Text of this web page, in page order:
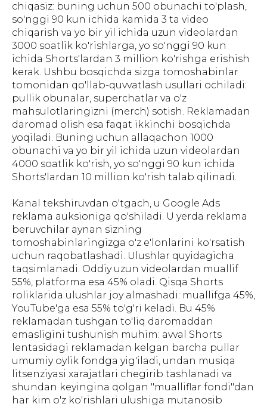
chiqasiz: buning uchun 500 obunachi to'plash,
so'nggi 90 kun ichida kamida 3 ta video
chiqarish va yo bir yil ichida uzun videolardan
3000 soatlik ko'rishlarga, yo so'nggi 90 kun
ichida Shorts'lardan 3 million ko'rishga erishish
kerak. Ushbu bosqichda sizga tomoshabinlar
tomonidan qo'llab-quvvatlash usullari ochiladi:
pullik obunalar, superchatlar va o'z
mahsulotlaringizni (merch) sotish. Reklamadan
daromad olish esa faqat ikkinchi bosqichda
yoqiladi. Buning uchun allaqachon 1000
obunachi va yo bir yil ichida uzun videolardan
4000 soatlik ko'rish, yo so'nggi 90 kun ichida
Shorts'lardan 10 million ko'rish talab qilinadi.
Kanal tekshiruvdan o'tgach, u Google Ads
reklama auksioniga qo'shiladi. U yerda reklama
beruvchilar aynan sizning
tomoshabinlaringizga o'z e'lonlarini ko'rsatish
uchun raqobatlashadi. Ulushlar quyidagicha
taqsimlanadi. Oddiy uzun videolardan muallif
55%, platforma esa 45% oladi. Qisqa Shorts
roliklarida ulushlar joy almashadi: muallifga 45%,
YouTube'ga esa 55% to'g'ri keladi. Bu 45%
reklamadan tushgan to'liq daromaddan
emasligini tushunish muhim: avval Shorts
lentasidagi reklamadan kelgan barcha pullar
umumiy oylik fondga yig'iladi, undan musiqa
litsenziyasi xarajatlari chegirib tashlanadi va
shundan keyingina qolgan "mualliflar fondi"dan
har kim o'z ko'rishlari ulushiga mutanosib